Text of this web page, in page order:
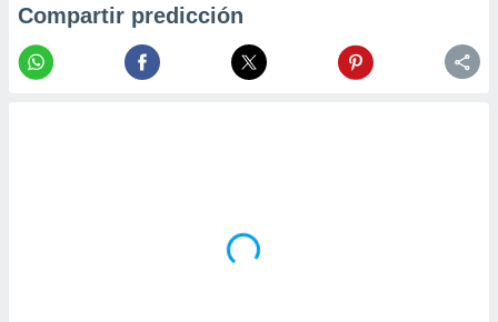
Compartir predicción